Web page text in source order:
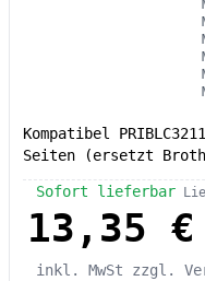
Kompatibel
Seiten (ersetzt
Sofort lieferbar
13,35 €
inkl. MwSt
zzgl.